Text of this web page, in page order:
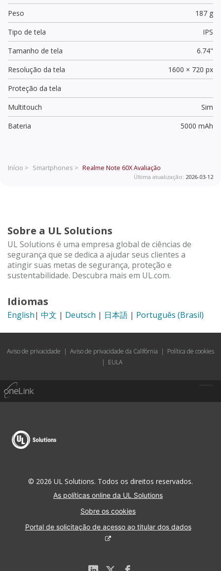
Peso
187 g
Tipo de tela
IPS
Tamanho de tela
6.74"
Resolução da tela
1600 × 720 px
Proteção da tela
Multitouch
Sim
Bateria
5000 mAh
Início > Smartphones > Realme Note 60XAvaliação
Última atualização: 2026-03-12
Sobre a UL Solutions
UL Solutions é uma empresa global de ciências de
segurança que se dedica a ajudar seus clientes a
atingir suas metas de segurança, proteção e
sustentabilidade. Descubra mais em UL.com.
Idiomas
English| 中文 | Deutsch | 日本語 | Português (Brasil)
Aviso de privacidade | Aviso de privacidade da Califórnia | Política de cookies
| EULA
© 2026 UL Solutions. Todos os direitos reservados.
As políticas online da UL Solutions
Sobre os cookies
Portal de solicitação de acesso ao titular dos dados